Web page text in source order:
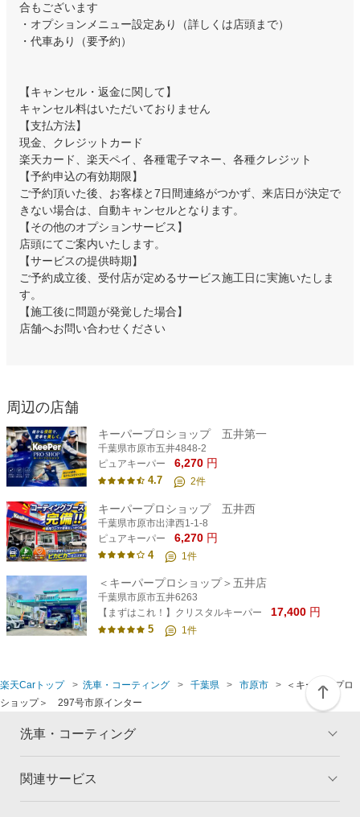
合もございます
・オプションメニュー設定あり（詳しくは店頭まで）
・代車あり（要予約）
【キャンセル・返金に関して】
キャンセル料はいただいておりません
【支払方法】
現金、クレジットカード
楽天カード、楽天ペイ、各種電子マネー、各種クレジット
【予約申込の有効期限】
ご予約頂いた後、お客様と7日間連絡がつかず、来店日が決定で
きない場合は、自動キャンセルとなります。
【その他のオプションサービス】
店頭にてご案内いたします。
【サービスの提供時期】
ご予約成立後、受付店が定めるサービス施工日に実施いたしま
す。
【施工後に問題が発覚した場合】
店舗へお問い合わせください
周辺の店舗
キーパープロショップ 五井第一
千葉県市原市五井4848-2
ピュアキーパー
6,270 円
4.7 2件
キーパープロショップ 五井西
千葉県市原市出津西1-1-8
ピュアキーパー
6,270 円
4 1件
＜キーパープロショップ＞五井店
千葉県市原市五井6263
【まずはこれ！】クリスタルキーパー
17,400 円
5 1件
楽天Carトップ 洗車・コーティング 千葉県 市原市
＜キーパープロ
ショップ＞ 297号市原インター
洗車・コーティング
トップ
関連サービス